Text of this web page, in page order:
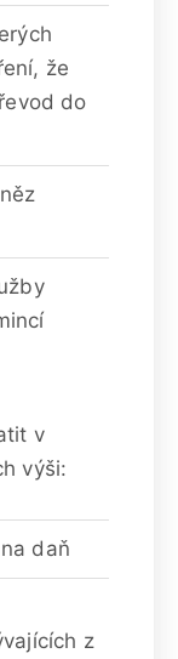
že
do
v
výši:
daň
z